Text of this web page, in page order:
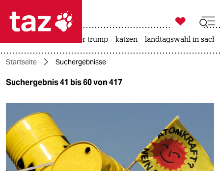
 taz zahl ich
taz zahl ich
themen
politik
öko
gesellschaft

taz zahl ich
usa unter trump katzen landtagswahl in
Startseite Suchergebnisse
Suchergebnis 41 bis 60 von 417